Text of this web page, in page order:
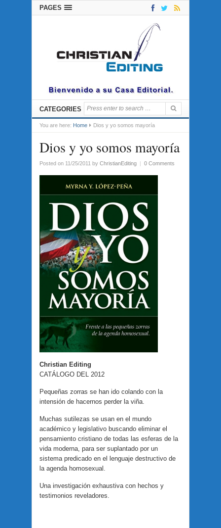
PAGES
CATEGORIES
You are here: Home Dios y yo somos mayoría
Dios y yo somos mayoría
Posted on 11/25/2011 by ChristianEditing | 0 Comments
Christian Editing
CATÁLOGO DEL 2012
Pequeñas zorras se han ido colando con la
intensión de hacernos perder la viña.
Muchas sutilezas se usan en el mundo
académico y legislativo buscando eliminar el
pensamiento cristiano de todas las esferas de la
vida moderna, para ser suplantado por un
sistema predicado en el lenguaje destructivo de
la agenda homosexual.
Una investigación exhaustiva con hechos y
testimonios reveladores.